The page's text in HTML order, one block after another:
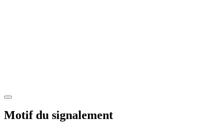
Motif du signalement